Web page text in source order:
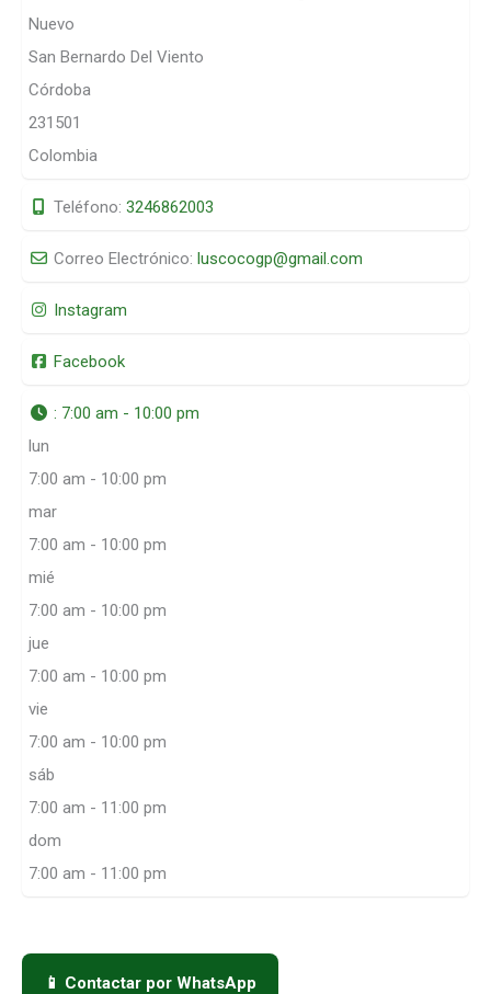
Nuevo
San Bernardo Del Viento
Córdoba
231501
Colombia
Teléfono: 3246862003
Correo Electrónico: luscocogp@gmail.com
Instagram
Facebook
: 7:00 am - 10:00 pm
lun
7:00 am - 10:00 pm
mar
7:00 am - 10:00 pm
mié
7:00 am - 10:00 pm
jue
7:00 am - 10:00 pm
vie
7:00 am - 10:00 pm
sáb
7:00 am - 11:00 pm
dom
7:00 am - 11:00 pm
📱 Contactar por WhatsApp